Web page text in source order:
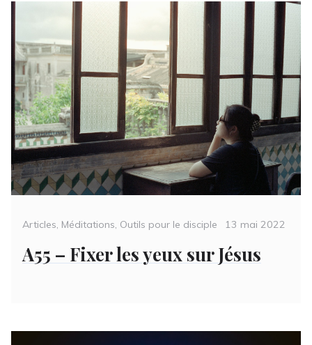
Categories
Articles, Méditations, Outils pour le disciple
Posted
13 mai 2022
A55 – Fixer les yeux sur Jésus